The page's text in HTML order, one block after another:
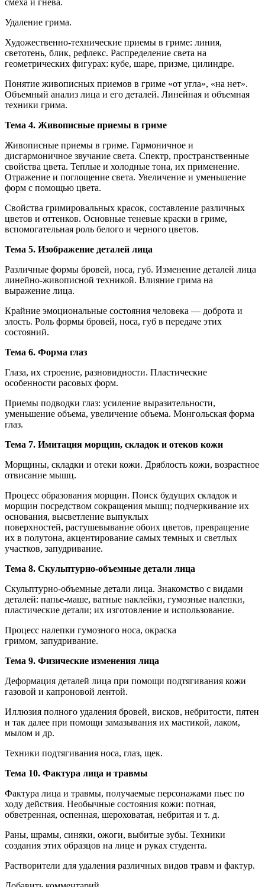
Удаление грима.
Художественно-технические приемы в гриме: линия,
светотень, блик, рефлекс. Распределение света на
геометрических фигурах: кубе, шаре, призме, цилиндре.
Понятие живописных приемов в гриме «от угла», «на нет».
Объемный анализ лица и его деталей. Линейная и объемная
техники грима.
Тема 4. Живописные приемы в гриме
Живописные приемы в гриме. Гармоничное и
дисгармоничное звучание света. Спектр, пространственные
свойства цвета. Теплые и холодные тона, их применение.
Отражение и поглощение света. Увеличение и уменьшение
форм с помощью цвета.
Свойства гримировальных красок, составление различных
цветов и оттенков. Основные теневые краски в гриме,
вспомогательная роль белого и черного цветов.
Тема 5. Изображение деталей лица
Различные формы бровей, носа, губ. Изменение деталей лица
линейно-живописной техникой. Влияние грима на
выражение лица.
Крайние эмоциональные состояния человека — доброта и
злость. Роль формы бровей, носа, губ в передаче этих
состояний.
Тема 6. Форма глаз
Глаза, их строение, разновидности. Пластические
особенности расовых форм.
Приемы подводки глаз: усиление выразительности,
уменьшение объема, увеличение объема. Монгольская форма
глаз.
Тема 7. Имитация морщин, складок и отеков кожи
Морщины, складки и отеки кожи. Дряблость кожи, возрастное
отвисание мышц.
Процесс образования морщин. Поиск будущих складок и
морщин посредством сокращения мышц; подчеркивание их
основания, высветление выпуклых
поверхностей, растушевывание обоих цветов, превращение
их в полутона, акцентирование самых темных и светлых
участков, запудривание.
Тема 8. Скульптурно-объемные детали лица
Скульптурно-объемные детали лица. Знакомство с видами
деталей: папье-маше, ватные наклейки, гумозные налепки,
пластические детали; их изготовление и использование.
Процесс налепки гумозного носа, окраска
гримом, запудривание.
Тема 9. Физические изменения лица
Деформация деталей лица при помощи подтягивания кожи
газовой и капроновой лентой.
Иллюзия полного удаления бровей, висков, небритости, пятен
и так далее при помощи замазывания их мастикой, лаком,
мылом и др.
Техники подтягивания носа, глаз, щек.
Тема 10. Фактура лица и травмы
Фактура лица и травмы, получаемые персонажами пьес по
ходу действия. Необычные состояния кожи: потная,
обветренная, оспенная, шероховатая, небритая и т. д.
Раны, шрамы, синяки, ожоги, выбитые зубы. Техники
создания этих образцов на лице и руках студента.
Растворители для удаления различных видов травм и фактур.